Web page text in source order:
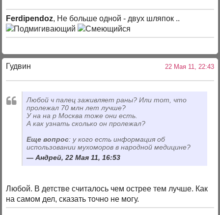
Ferdipendoz, Не больше одной - двух шляпок ..
Гудвин 22 Мая 11, 22:43
Любой ч палец заживляет раны? Или тот, что
пролежал 70 млн лет лучше?
У на на р Москва тоже они есть.
А как узнать сколько он пролежал?
Еще вопрос: у кого есть информация об
использовании мухоморов в народной медицине?
Андрей, 22 Мая 11, 16:53
Любой. В детстве считалось чем острее тем лучше. Как
на самом дел, сказать точно не могу.